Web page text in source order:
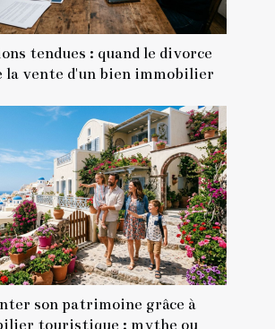
tendues : quand le divorce
la vente d'un bien immobilier
son patrimoine grâce à
touristique : mythe ou